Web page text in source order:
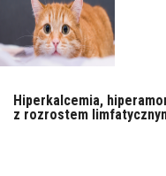
Hiperkalcemia,
z rozrostem